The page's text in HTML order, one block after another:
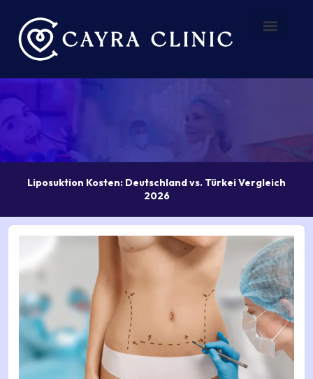
Inhalt
springen
Liposuktion Kosten: Deutschland vs. Türkei Vergleich
2026